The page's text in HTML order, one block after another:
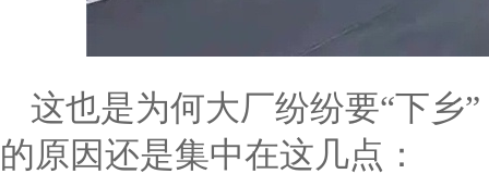
这也是为何大厂纷纷要“下乡
的原因还是集中在这几点：